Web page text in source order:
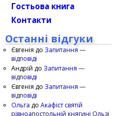
Гостьова книга
Контакти
Останні відгуки
Євгенія до Запитання —
відповіді
Андрій до Запитання —
відповіді
Євгенія до Запитання —
відповіді
Ольга до Акафіст святій
рівноапостольній княгині Ользі